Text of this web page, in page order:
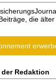
die älter
Redaktion